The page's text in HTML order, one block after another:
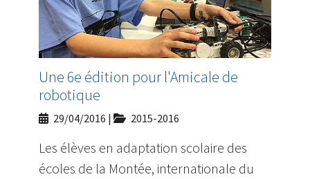
Une 6e édition pour l'Amicale de
robotique
29/04/2016 | 2015-2016
Les élèves en adaptation scolaire des
écoles de la Montée, internationale du